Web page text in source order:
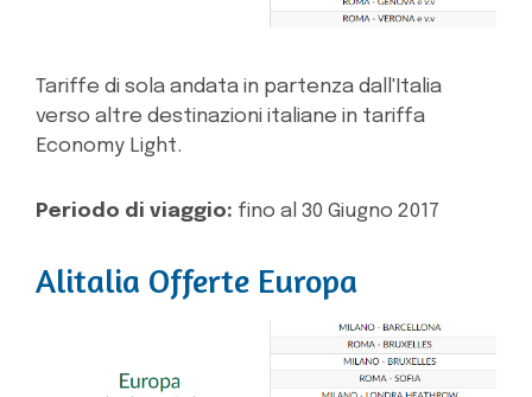
Tariffe di sola andata in partenza dall'Italia
verso altre destinazioni italiane in tariffa
Economy Light.
Periodo di viaggio: fino al 30 Giugno 2017
Alitalia Offerte Europa